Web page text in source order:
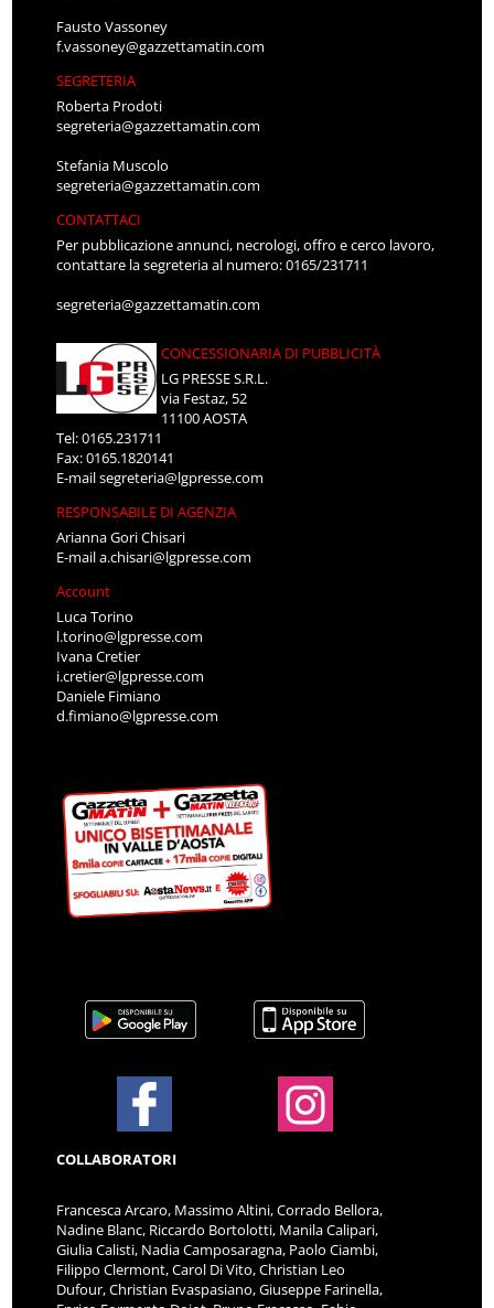
Fausto Vassoney
f.vassoney@gazzettamatin.com
SEGRETERIA
Roberta Prodoti
segreteria@gazzettamatin.com
Stefania Muscolo
segreteria@gazzettamatin.com
CONTATTACI
Per pubblicazione annunci, necrologi, offro e cerco lavoro,
contattare la segreteria al numero: 0165/231711
segreteria@gazzettamatin.com
CONCESSIONARIA DI PUBBLICITÀ
LG PRESSE S.R.L.
via Festaz, 52
11100 AOSTA
Tel: 0165.231711
Fax: 0165.1820141
E-mailsegreteria@lgpresse.com
RESPONSABILE DI AGENZIA
Arianna Gori Chisari
E-maila.chisari@lgpresse.com
Account
Luca Torino
l.torino@lgpresse.com
Ivana Cretier
i.cretier@lgpresse.com
Daniele Fimiano
d.fimiano@lgpresse.com
COLLABORATORI
Francesca Arcaro, Massimo Altini, Corrado Bellora,
Nadine Blanc, Riccardo Bortolotti, Manila Calipari,
Giulia Calisti, Nadia Camposaragna, Paolo Ciambi,
Filippo Clermont, Carol Di Vito, Christian Leo
Dufour, Christian Evaspasiano, Giuseppe Farinella,